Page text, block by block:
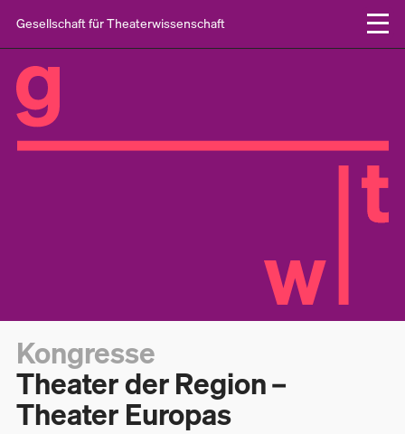
Gesellschaft für Theaterwissenschaft
Kongresse
Theater der Region –
Theater Europas